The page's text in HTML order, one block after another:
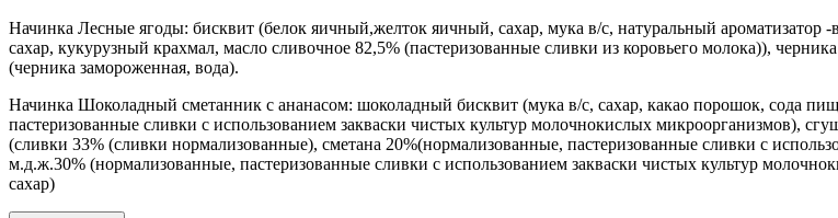
Начинка Лесные ягоды: бисквит (белок яичный,желток яичный, сахар, мука в/с, натуральный ароматизатор
сахар, кукурузный крахмал, масло сливочное 82,5% (пастеризованные сливки из коровьего молока)),
(черника замороженная, вода).
Начинка Шоколадный сметанник с ананасом: шоколадный бисквит (мука в/с, сахар, какао порошок, сода
пастеризованные сливки с использованием закваски чистых культур молочнокислых микроорганизмов),
(сливки 33% (сливки нормализованные), сметана 20%(нормализованные, пастеризованные сливки с
м.д.ж.30% (нормализованные, пастеризованные сливки с использованием закваски чистых культур
сахар)